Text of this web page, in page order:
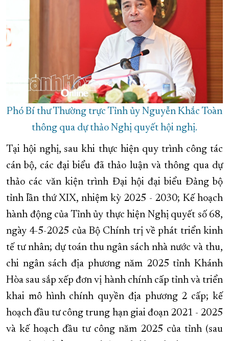
Phó Bí thư Thường trực Tỉnh ủy Nguyễn Khắc Toàn
thông qua dự thảo Nghị quyết hội nghị.
Tại hội nghị, sau khi thực hiện quy trình công tác
cán bộ, các đại biểu đã thảo luận và thông qua dự
thảo các văn kiện trình Đại hội đại biểu Đảng bộ
tỉnh lần thứ XIX, nhiệm kỳ 2025 - 2030; Kế hoạch
hành động của Tỉnh ủy thực hiện Nghị quyết số 68,
ngày 4-5-2025 của Bộ Chính trị về phát triển kinh
tế tư nhân; dự toán thu ngân sách nhà nước và thu,
chi ngân sách địa phương năm 2025 tỉnh Khánh
Hòa sau sắp xếp đơn vị hành chính cấp tỉnh và triển
khai mô hình chính quyền địa phương 2 cấp; kế
hoạch đầu tư công trung hạn giai đoạn 2021 - 2025
và kế hoạch đầu tư công năm 2025 của tỉnh (sau